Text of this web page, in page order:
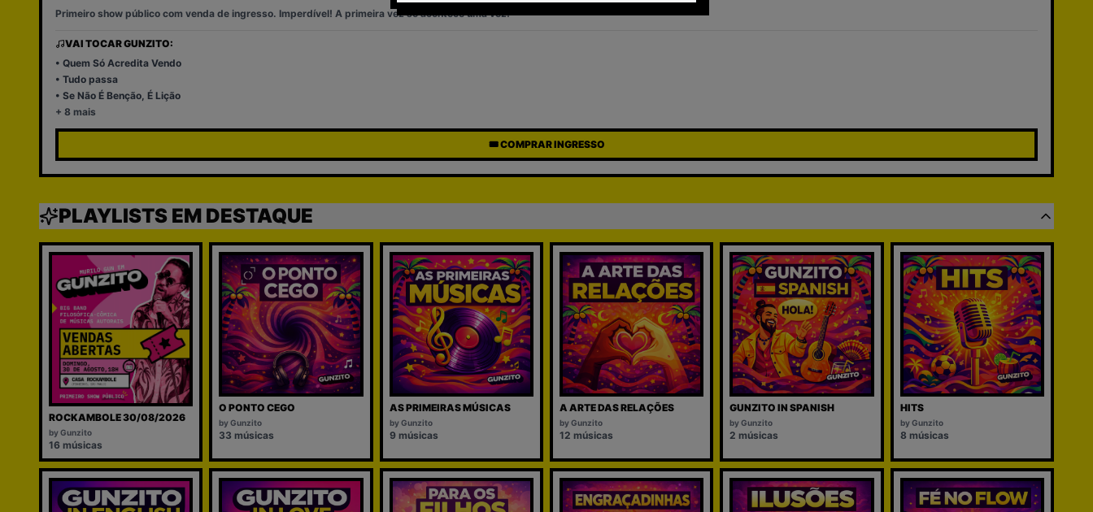
Primeiro show público com venda de ingresso. Imperdível! A primeira vez só acontece uma vez!
VAI TOCAR GUNZITO:
• Quem Só Acredita Vendo
• Tudo passa
• Se Não É Benção, É Lição
+ 8 mais
🎟️ COMPRAR INGRESSO
PLAYLISTS EM DESTAQUE
ROCKAMBOLE 30/08/2026
byGunzito
16 músicas
O PONTO CEGO
byGunzito
33 músicas
AS PRIMEIRAS MÚSICAS
byGunzito
9músicas
A ARTE DAS RELAÇÕES
byGunzito
12 músicas
GUNZITO IN SPANISH
byGunzito
2 músicas
HITS
byGunzito
8músicas